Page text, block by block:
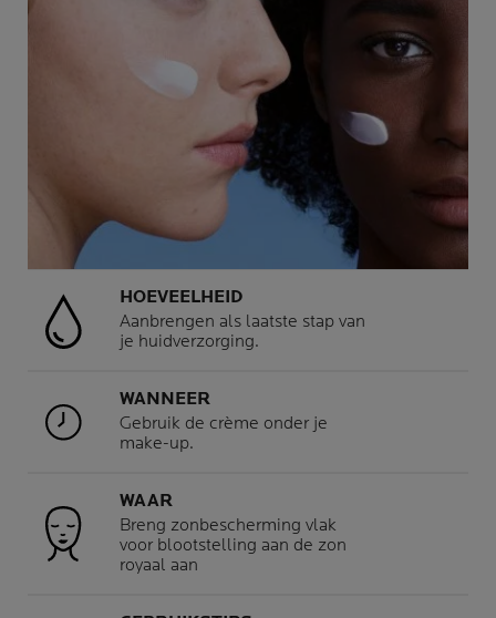
HOEVEELHEID
Aanbrengen als laatste stap van
je huidverzorging.
WANNEER
Gebruik de crème onder je
make-up.
WAAR
Breng zonbescherming vlak
voor blootstelling aan de zon
royaal aan